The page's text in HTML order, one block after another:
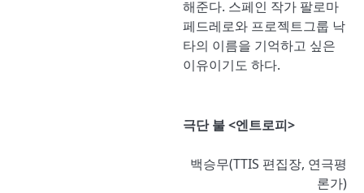
해준다. 스페인 작가 팔로마
페드레로와 프로젝트그룹 낙
타의 이름을 기억하고 싶은
이유이기도 하다.
극단 불 <엔트로피>
백승무(TTIS 편집장, 연극평
론가)